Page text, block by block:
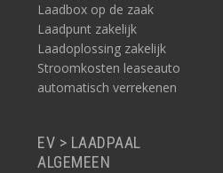
Laadbox op de zaak
Laadpunt zakelijk
Laadoplossing zakelijk
Stroomkosten leaseauto
automatisch verrekenen
EV > LAADPAAL
ALGEMEEN